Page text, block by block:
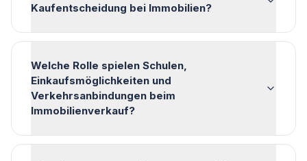
Kaufentscheidung bei Immobilien?
Welche Rolle spielen Schulen,
Einkaufsmöglichkeiten und
Verkehrsanbindungen beim
Immobilienverkauf?